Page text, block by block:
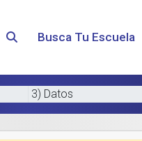
Busca Tu Escuela
3) Datos